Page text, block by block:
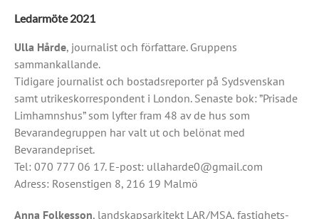
Ledarmöte 2021
Ulla Hårde, journalist och författare. Gruppens
sammankallande.
Tidigare journalist och bostadsreporter på Sydsvenskan
samt utrikeskorrespondent i London. Senaste bok: ”Prisade
Limhamnshus” som lyfter fram 48 av de hus som
Bevarandegruppen har valt ut och belönat med
Bevarandepriset.
Tel: 070 777 06 17. E-post: ullaharde0@gmail.com
Adress: Rosenstigen 8, 216 19 Malmö
Anna Folkesson, landskapsarkitekt LAR/MSA, fastighets-